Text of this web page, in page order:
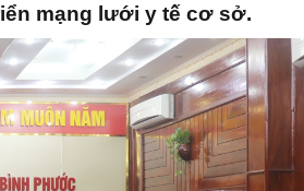
mạng lưới y tế cơ sở.